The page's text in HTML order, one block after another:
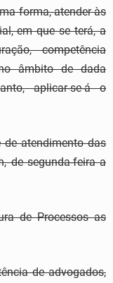
forma, atender às
em que se terá, a
competência
âmbito de dada
aplicar-se-á o
atendimento das
de segunda-feira a
de Processos as
de advogados,